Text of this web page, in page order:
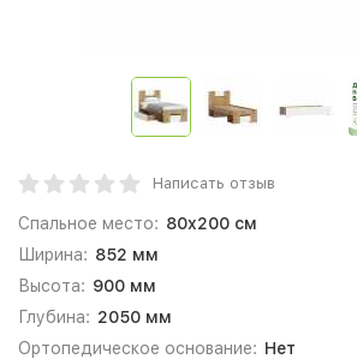
Написать отзыв
Спальное место: 80x200 см
Ширина: 852 мм
Высота: 900 мм
Глубина: 2050 мм
Ортопедическое основание: Нет